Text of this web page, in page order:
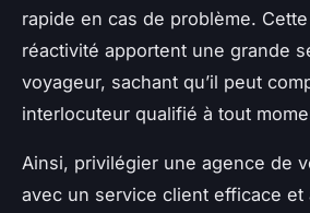
rapide en cas de problème.
réactivité apportent une grande
voyageur, sachant qu’il peut
interlocuteur qualifié à tout
Ainsi, privilégier une agence de
avec un service client efficace et